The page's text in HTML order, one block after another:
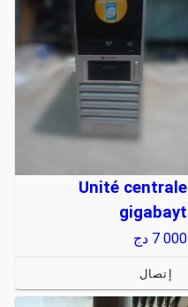
Unité centrale
gigabayt
7 000 دج
إتصال